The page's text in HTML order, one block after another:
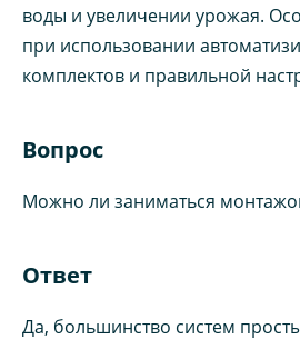
воды и увеличении урожая.
при использовании
комплектов и правильной
Вопрос
Можно ли заниматься
Ответ
Да, большинство систем